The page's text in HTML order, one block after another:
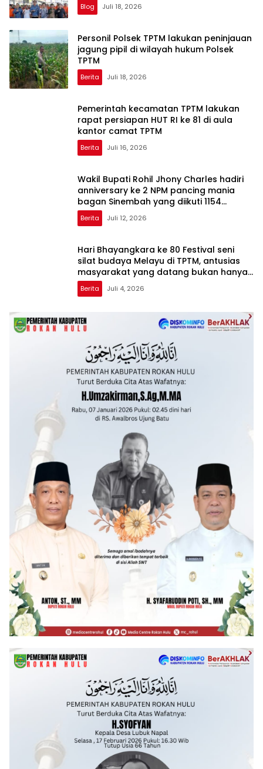
Blog Juli 18, 2026
Personil Polsek TPTM lakukan peninjauan
jagung pipil di wilayah hukum Polsek
TPTM
Berita Juli 18, 2026
Pemerintah kecamatan TPTM lakukan
rapat persiapan HUT RI ke 81 di aula
kantor camat TPTM
Berita Juli 16, 2026
Wakil Bupati Rohil Jhony Charles hadiri
anniversary ke 2 NPM pancing mania
bagan Sinembah yang diikuti 1154
peserta dari berbagai wilayah di pulau
sumatera
Berita Juli 12, 2026
Hari Bhayangkara ke 80 Festival seni
silat budaya Melayu di TPTM, antusias
masyarakat yang datang bukan hanya
dari Rohil, bahkan dari luar kabupaten
Rohil
Berita Juli 4, 2026